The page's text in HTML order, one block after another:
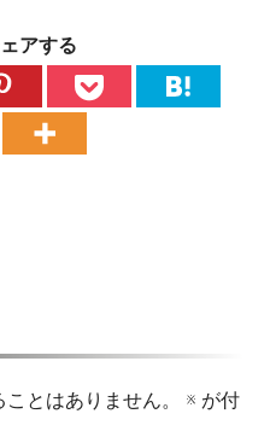
アする
とはありません。 ※ が付